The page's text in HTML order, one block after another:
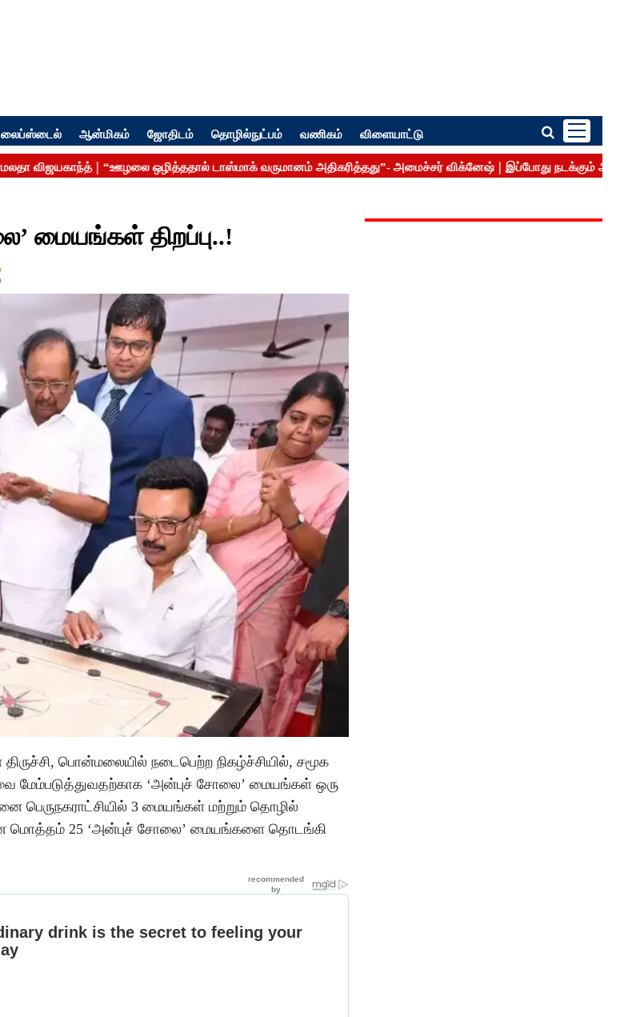
லைப்ஸ்டைல் ஆன்மிகம் ஜோதிடம் தொழில்நுட்பம் வணிகம் விளையாட்டு
மையங்கள் திறப்பு..!
திருச்சி, பொன்மலையில் நடைபெற்ற நிகழ்ச்சியில், சமூக
மேம்படுத்துவதற்காக ‘அன்புச் சோலை’ மையங்கள் ஒரு
பெருநகராட்சியில் 3 மையங்கள் மற்றும் தொழில்
மொத்தம் 25 ‘அன்புச் சோலை’ மையங்களை தொடங்கி